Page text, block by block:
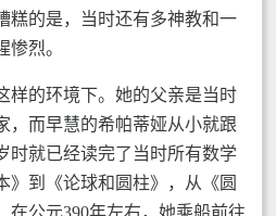
糕的是，当时还有多神教和一
烈。
样的环境下。她的父亲是当时
，而早慧的希帕蒂娅从小就跟
时就已经读完了当时所有数学
》到《论球和圆柱》，从《圆
在公元390年左右，她乘船前往